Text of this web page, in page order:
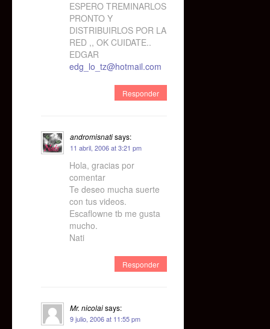
ESPERO TREMINARLOS
PRONTO Y
DISTRIBUIRLOS POR LA
RED ,, OK CUIDATE..
EDGAR
edg_lo_tz@hotmail.com
Responder
andromisnatisays:
11 abril, 2006 at 3:21 pm
Hola, gracias por
comentar
Te deseo mucha suerte
con tus videos.
Escaflowne tb me gusta
mucho.
Nati
Responder
Mr. nicolaisays:
9 julio, 2006 at 11:55 pm